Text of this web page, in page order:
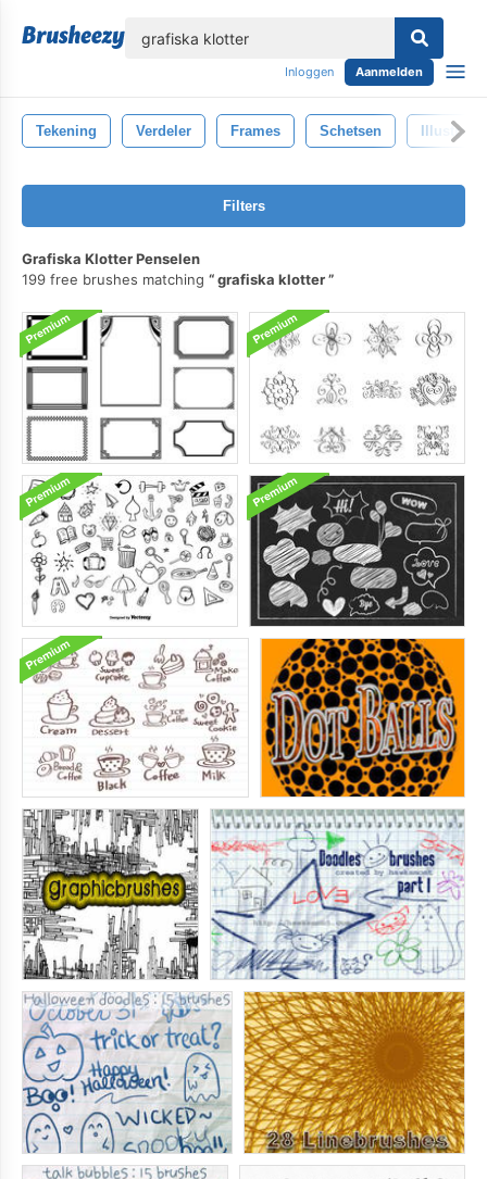
Inloggen Aanmelden
Tekening Verdeler Frames Schetsen Illustratie
Filters
Grafiska Klotter Penselen
199 free brushes matching
grafiska klotter